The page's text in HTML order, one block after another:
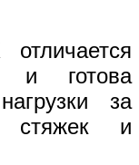
и готова
за
стяжек и